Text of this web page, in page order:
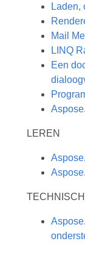
Laden,
Mail
LINQ
Een
LEREN